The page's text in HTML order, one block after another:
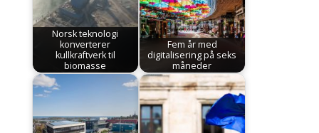
Norsk teknologi
konverterer
kullkraftverk til
biomasse
Fem år med
digitalisering på seks
måneder